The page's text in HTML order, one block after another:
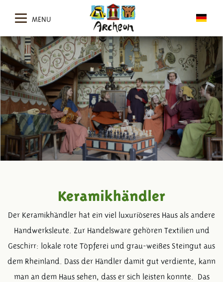
MENU
Keramikhändler
Der Keramikhändler hat ein viel luxuriöseres Haus als andere
Handwerksleute. Zur Handelsware gehören Textilien und
Geschirr: lokale rote Töpferei und grau-weißes Steingut aus
dem Rheinland. Dass der Händler damit gut verdiente, kann
man an dem Haus sehen, dass er sich leisten konnte. Das